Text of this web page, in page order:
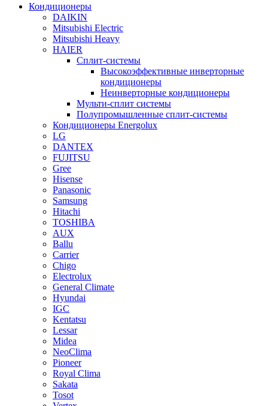
Кондиционеры
DAIKIN
Mitsubishi Electric
Mitsubishi Heavy
HAIER
Сплит-системы
Высокоэффективные инверторные
кондиционеры
Неинверторные кондиционеры
Мульти-сплит системы
Полупромышленные сплит-системы
Кондиционеры Energolux
LG
DANTEX
FUJITSU
Gree
Hisense
Panasonic
Samsung
Hitachi
TOSHIBA
AUX
Ballu
Carrier
Chigo
Electrolux
General Climate
Hyundai
IGC
Kentatsu
Lessar
Midea
NeoClima
Pioneer
Royal Clima
Sakata
Tosot